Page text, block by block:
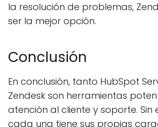
la resolución de problemas,
ser la mejor opción.
Conclusión
En conclusión, tanto HubSpot
Zendesk son herramientas
atención al cliente y soporte. Sin
cada una tiene sus propias